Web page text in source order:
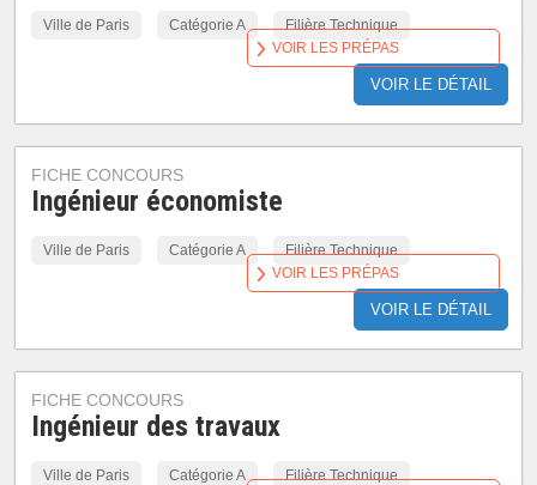
Ville de Paris Catégorie A Filière Technique
VOIR LE DÉTAIL
VOIR LES PRÉPAS
FICHE CONCOURS
Ingénieur économiste
Ville de Paris Catégorie A Filière Technique
VOIR LE DÉTAIL
VOIR LES PRÉPAS
FICHE CONCOURS
Ingénieur des travaux
Ville de Paris Catégorie A Filière Technique